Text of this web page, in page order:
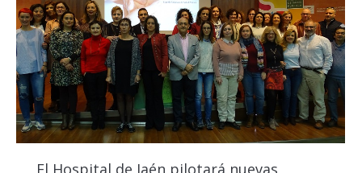
El Hospital de Jaén pilotará nuevas